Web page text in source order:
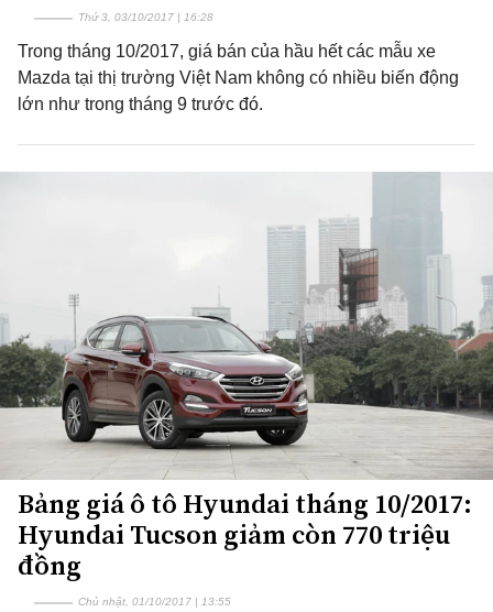
Thứ 3, 03/10/2017 | 16:28
Trong tháng 10/2017, giá bán của hầu hết các mẫu xe
Mazda tại thị trường Việt Nam không có nhiều biến động
lớn như trong tháng 9 trước đó.
Bảng giá ô tô Hyundai tháng 10/2017:
Hyundai Tucson giảm còn 770 triệu
đồng
Chủ nhật, 01/10/2017 | 13:55